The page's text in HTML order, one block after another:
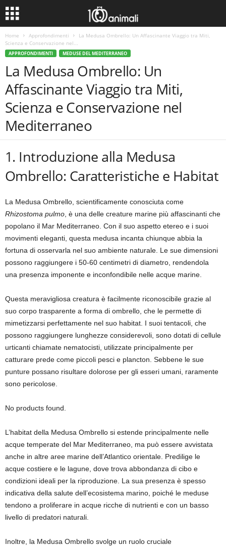
Home Approfondimenti
La Medusa Ombrello: Un Affascinante Viaggio tra Miti,
Scienza e Conservazione nel...
APPROFONDIMENTI MEDUSE DEL MEDITERRANEO
La Medusa Ombrello: Un
Affascinante Viaggio tra Miti,
Scienza e Conservazione nel
Mediterraneo
1. Introduzione alla Medusa
Ombrello: Caratteristiche e Habitat
La Medusa Ombrello, scientificamente conosciuta come
Rhizostoma pulmo , è una delle creature marine più affascinanti che
popolano il Mar Mediterraneo. Con il suo aspetto etereo e i suoi
movimenti eleganti, questa medusa incanta chiunque abbia la
fortuna di osservarla nel suo ambiente naturale. Le sue dimensioni
possono raggiungere i 50-60 centimetri di diametro, rendendola
una presenza imponente e inconfondibile nelle acque marine.
Questa meravigliosa creatura è facilmente riconoscibile grazie al
suo corpo trasparente a forma di ombrello, che le permette di
mimetizzarsi perfettamente nel suo habitat. I suoi tentacoli, che
possono raggiungere lunghezze considerevoli, sono dotati di cellule
urticanti chiamate nematocisti, utilizzate principalmente per
catturare prede come piccoli pesci e plancton. Sebbene le sue
punture possano risultare dolorose per gli esseri umani, raramente
sono pericolose.
No products found.
L’habitat della Medusa Ombrello si estende principalmente nelle
acque temperate del Mar Mediterraneo, ma può essere avvistata
anche in altre aree marine dell’Atlantico orientale. Predilige le
acque costiere e le lagune, dove trova abbondanza di cibo e
condizioni ideali per la riproduzione. La sua presenza è spesso
indicativa della salute dell’ecosistema marino, poiché le meduse
tendono a proliferare in acque ricche di nutrienti e con un basso
livello di predatori naturali.
Inoltre, la Medusa Ombrello svolge un ruolo cruciale